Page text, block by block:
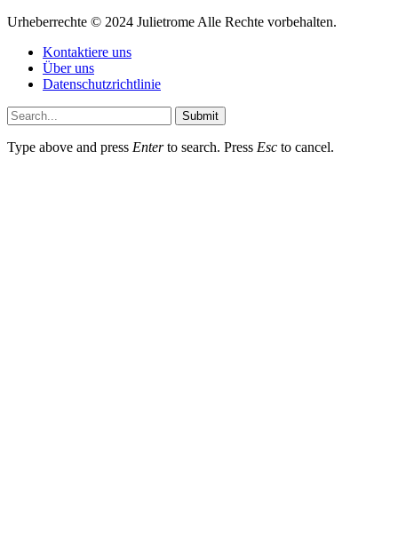
Urheberrechte © 2024 Julietrome Alle Rechte vorbehalten.
Kontaktiere uns
Über uns
Datenschutzrichtlinie
Submit
Type above and press Enterto search. Press Esc to cancel.